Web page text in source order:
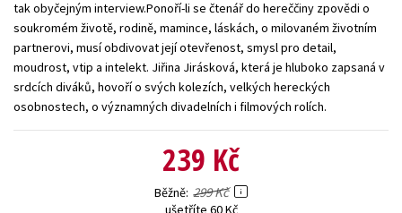
tak obyčejným interview.Ponoří-li se čtenář do hereččiny zpovědi o
soukromém životě, rodině, mamince, láskách, o milovaném životním
partnerovi, musí obdivovat její otevřenost, smysl pro detail,
moudrost, vtip a intelekt. Jiřina Jirásková, která je hluboko zapsaná v
srdcích diváků, hovoří o svých kolezích, velkých hereckých
osobnostech, o významných divadelních i filmových rolích.
239 Kč
Běžně 299 Kč
ušetříte 60 Kč